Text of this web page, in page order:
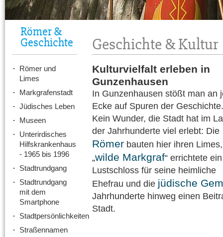
Geschichte & Kultur
Kulturvielfalt erleben in
Gunzenhausen
In Gunzenhausen stößt man an
Ecke auf Spuren der Geschichte.
Kein Wunder, die Stadt hat im
der Jahrhunderte viel erlebt: Die
Römer bauten hier ihren
„wilde Markgraf“ errichtete ein
Lustschloss für seine heimliche
Ehefrau und die jüdische
Jahrhunderte hinweg einen
Stadt.
Römer &
Geschichte
Römer und
Limes
Markgrafenstadt
Jüdisches Leben
Museen
Unterirdisches
Hilfskrankenhaus
- 1965 bis 1996
Stadtrundgang
Stadtrundgang
mit dem
Smartphone
Stadtpersönlichkeiten
Straßennamen